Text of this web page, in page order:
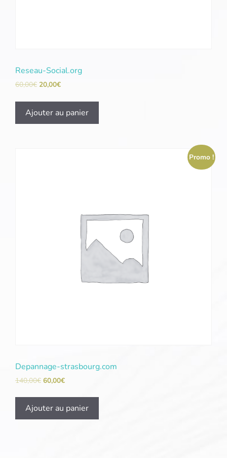
Reseau-Social.org
60,00€ 20,00€
Ajouter au panier
Promo !
Depannage-strasbourg.com
140,00€ 60,00€
Ajouter au panier